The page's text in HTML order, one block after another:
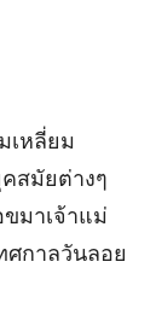
เหลี่ยม
สมัยต่างๆ
มาเจ้าแม่
ศกาลวันลอย